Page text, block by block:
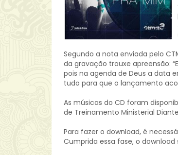
Segundo a nota enviada pelo
da gravação trouxe apreensão:
pois na agenda de Deus a data
tudo para que o lançamento
As músicas do CD foram
de Treinamento Ministerial
Para fazer o download, é
Cumprida essa fase, o